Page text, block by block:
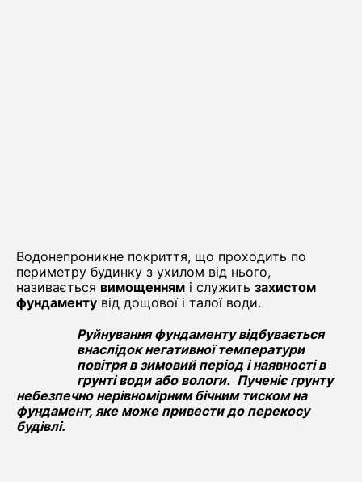
Водонепроникне покриття, що проходить по
периметру будинку з ухилом від нього,
називається вимощенням і служить захистом
фундаменту від дощової і талої води.
Руйнування фундаменту відбувається
внаслідок негативної температури
повітря в зимовий період і наявності в
грунті води або вологи. Пученіє грунту
небезпечно нерівномірним бічним тиском на
фундамент, яке може привести до перекосу
будівлі.